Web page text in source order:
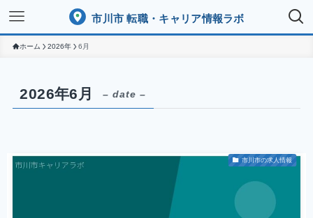
市川市 転職・キャリア情報ラボ
ホーム 2026年 6月
2026年6月 – date –
市川市の求人情報